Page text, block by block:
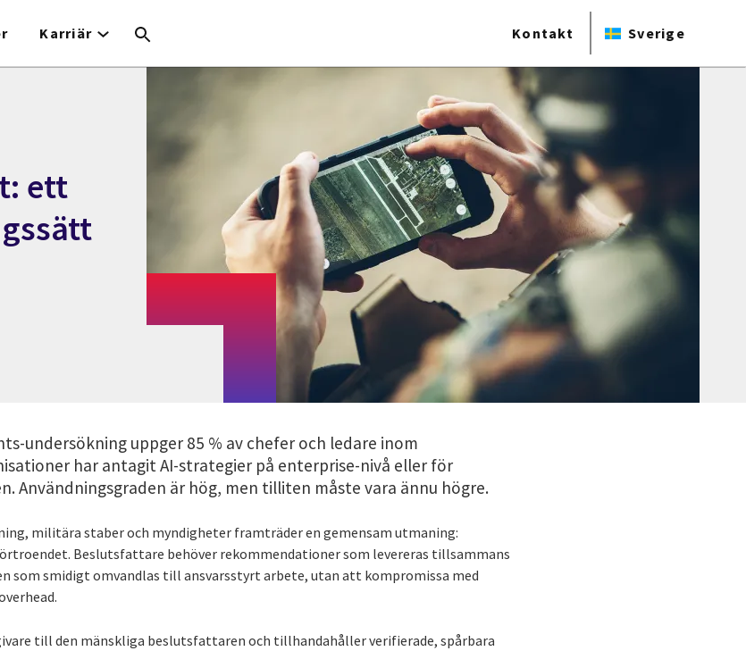
Karriär Kontakt Sverige
ett
undersökning uppger 85 % av chefer och ledare inom
har antagit AI-strategier på enterprise-nivå eller för
Användningsgraden är hög, men tilliten måste vara ännu högre.
militära staber och myndigheter framträder en gemensam utmaning:
Beslutsfattare behöver rekommendationer som levereras tillsammans
som smidigt omvandlas till ansvarsstyrt arbete, utan att kompromissa med
till den mänskliga beslutsfattaren och tillhandahåller verifierade, spårbara